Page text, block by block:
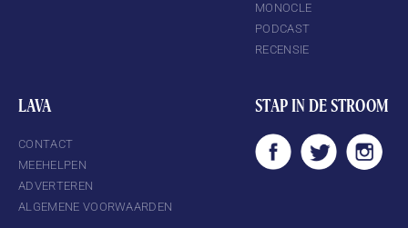
MONOCLE
PODCAST
RECENSIE
LAVA
CONTACT
MEEHELPEN
ADVERTEREN
ALGEMENE VOORWAARDEN
STAP IN DE STROOM